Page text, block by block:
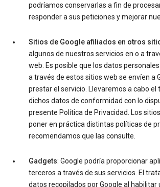
podríamos conservarlas a fin de
responder a sus peticiones y mejorar
Sitios de Google afiliados en otros
algunos de nuestros servicios en o a
web. Es posible que los datos
a través de estos sitios web se envíen a
prestar el servicio. Llevaremos a cabo
dichos datos de conformidad con lo
presente Política de Privacidad. Los
poner en práctica distintas políticas de
recomendamos que las consulte.
Gadgets: Google podría proporcionar
terceros a través de sus servicios. El
datos recopilados por Google al habilitar